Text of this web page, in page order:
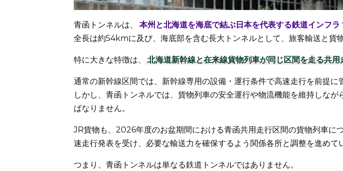
青函トンネルは、 本州と北海道を海底で結ぶ日本を代表する鉄道インフラ
全長は約54kmに及び、海底部を含む長大トンネルとして、旅客輸送と貨
特に大きな特徴は、 北海道新幹線と在来線貨物列車が同じ区間を走る共用
通常の新幹線区間では、新幹線専用の設備・運行条件で高速走行を前提に
しかし、青函トンネルでは、貨物列車の安全運行や物流機能を維持しな
ばなりません。
JR貨物も、2026年度のお盆期間における青函共用走行区間の貨物列車に
速走行発表を受け、必要な輸送力を確保するよう関係各所と調整を進めて
つまり、青函トンネルは単なる鉄道トンネルではありません。